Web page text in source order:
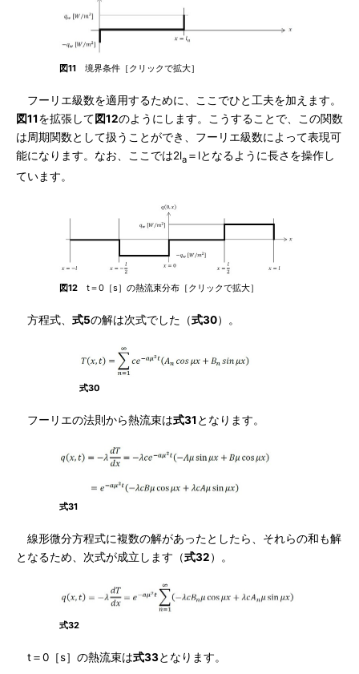
図11 境界条件［クリックで拡大］
フーリエ級数を適用するために、ここでひと工夫を加えます。
図11を拡張して図12のようにします。こうすることで、この関数
は周期関数として扱うことができ、フーリエ級数によって表現可
能になります。なお、ここでは2la ＝lとなるように長さを操作し
ています。
図12 t＝0［s］の熱流束分布［クリックで拡大］
方程式、 式5の解は次式でした（式30）。
式30
フーリエの法則から熱流束は式31 となります。
式31
線形微分方程式に複数の解があったとしたら、それらの和も解
となるため、次式が成立します（式32）。
式32
t＝0［s］の熱流束は式33となります。